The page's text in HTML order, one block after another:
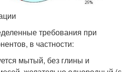
требования при
в частности:
мытый, без глины и